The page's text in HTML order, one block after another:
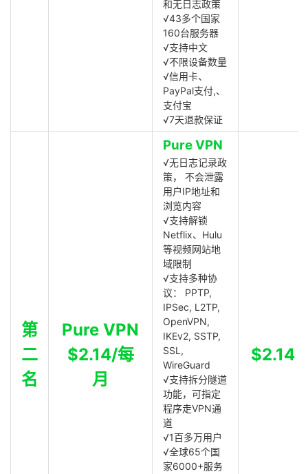
和无日志政策
√43多个国家
160台服务器
√支持中文
√不限设备数量
√信用卡、
PayPal支付,、
支付宝
√7天退款保证
第
二
名
Pure VPN
$2.14/每
月
Pure VPN
√无日志记录政
策， 不会泄露
用户IP地址和
浏览内容
√支持解锁
Netflix、Hulu
等视频网站地
域限制
√支持多种协
议： PPTP,
IPSec, L2TP,
OpenVPN,
IKEv2, SSTP,
SSL,
WireGuard
√支持拆分隧道
功能，可指定
程序走VPN通
道
√1百多万用户
√全球65个国
家6000+服务
$2.14